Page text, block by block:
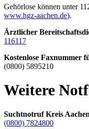
Gehörlose können unter
www.hgz-aachen.de).
Ärztlicher
116117
Kostenlose Faxnummer
(0800) 5895210
Weitere
Suchtnotruf Kreis Aachen
(0800) 7824800